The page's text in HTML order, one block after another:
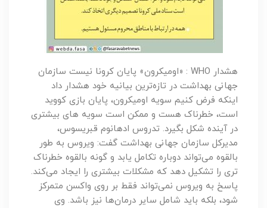
هشدار WHO : «اومیکرون» پایان کرونا نیست سازمان
جهانی بهداشت در تازه‌ترین بیانیه خود هشدار داد
اینکه فرض کنیم سویه اومیکرون، پایان بازی کووید
است، خطرناک هست و ممکن است سویه های بیشتری
در آینده شکل بگیرد. تدروس ادهانوم قبریسوس،
مدیرکل سازمان جهانی بهداشت گفت:‌ ویروس به طور
بالقوه می‌تواند دوباره تکامل یابد و گونه بالقوه خطرناک
تری را تشکیل دهد که مشکلات بیشتری را ایجاد می‌کند.
پاسخ به ویروس نمی‌تواند فقط بر روی واکسن متمرکز
شود، بلکه باید شامل سایر درمان‌ها نیز باشد. وی